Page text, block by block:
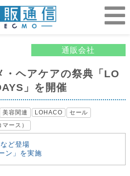
通販会社
・ヘアケアの祭典「LO
」を開催
美容関連 LOHACO
セール
ース）
ど登場
ン」を実施